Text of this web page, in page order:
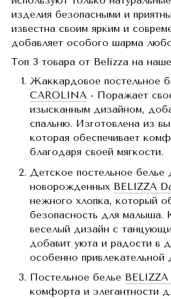
изделия безопасными и
известна своим ярким и
добавляет особого шарма
Топ 3 товара от Belizza на
Жаккардовое постельное
CAROLINA - Поражает
изысканным дизайном,
спальню. Изготовлена из
которая обеспечивает
благодаря своей мягкости.
Детское постельное белье
новорожденных BELIZZA
нежного хлопка, который
безопасность для малыша.
веселый дизайн с
добавит уюта и радости в
особенно
Постельное белье
комфорта и элегантности